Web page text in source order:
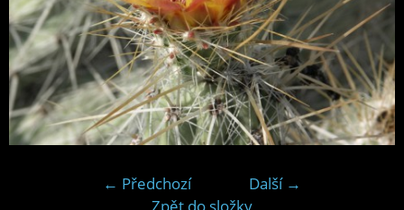
← Předchozí
Další →
Zpět do složky